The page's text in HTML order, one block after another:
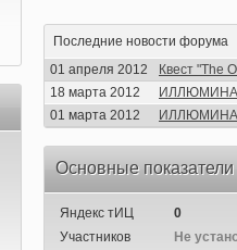
Последние новости форума
01 апреля 2012
Квест
18 марта 2012
ИЛЛЮМИНА -
01 марта 2012
ИЛЛЮМИНА -
Основные
Яндекс тИЦ
0
Участников
Не